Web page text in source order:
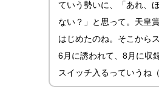
ていう勢いに、「あれ、
ない？」と思って。天皇
はじめたのね。そこから
6月に誘われて、8月に収
スイッチ入るっていうね（